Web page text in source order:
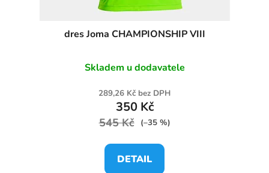
dres Joma CHAMPIONSHIP VIII
Skladem u dodavatele
289,26 Kč bez DPH
350 Kč
545 Kč (–35 %)
DETAIL